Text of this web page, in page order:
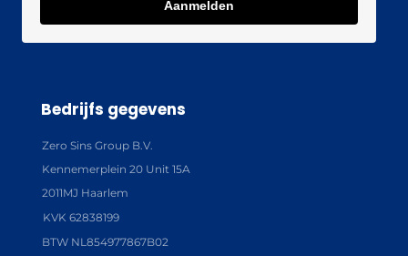
Aanmelden
Bedrijfs gegevens
Zero Sins Group B.V.
Kennemerplein 20 Unit 15A
2011MJ Haarlem
KVK 62838199
BTW NL854977867B02